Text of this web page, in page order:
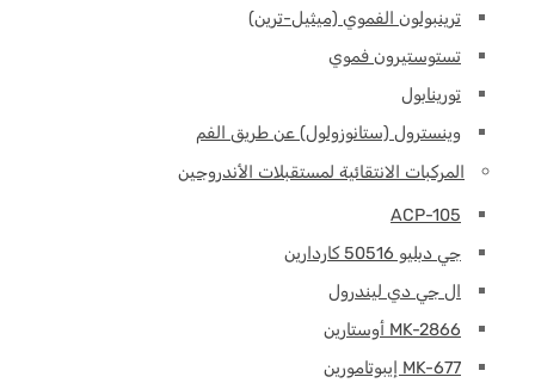
ترينبولون الفموي (ميثيل-ترين)
تستوستيرون فموي
تورينابول
وينسترول (ستانوزولول) عن طريق الفم
المركبات الانتقائية لمستقبلات الأندروجين
ACP-105
جي دبليو 50516 كاردارين
ال جي دي ليندرول
MK-2866 أوستارين
MK-677 إيبوتامورين